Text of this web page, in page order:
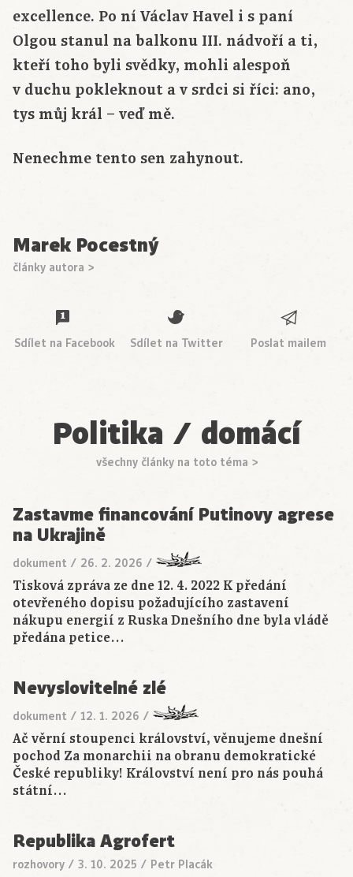
excellence. Po ní Václav Havel i s paní
Olgou stanul na balkonu III. nádvoří a ti,
kteří toho byli svědky, mohli alespoň
v duchu pokleknout a v srdci si říci: ano,
tys můj král – veď mě.
Nenechme tento sen zahynout.
Marek Pocestný
články autora >
Sdílet na Facebook Sdílet na Twitter Poslat mailem
Politika / domácí
všechny články na toto téma >
Zastavme financování Putinovy agrese
na Ukrajině
dokument / 26. 2. 2026 /
Tisková zpráva ze dne 12. 4. 2022 K předání
otevřeného dopisu požadujícího zastavení
nákupu energií z Ruska Dnešního dne byla vládě
předána petice…
Nevyslovitelné zlé
dokument / 12. 1. 2026 /
Ač věrní stoupenci království, věnujeme dnešní
pochod Za monarchii na obranu demokratické
České republiky! Království není pro nás pouhá
státní…
Republika Agrofert
rozhovory / 3. 10. 2025 / Petr Placák